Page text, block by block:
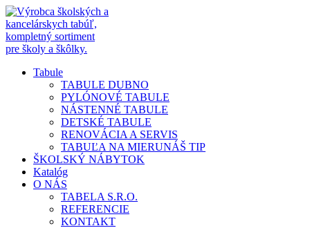
Tabule
TABULE DUBNO
PYLÓNOVÉ TABULE
NÁSTENNÉ TABULE
DETSKÉ TABULE
RENOVÁCIA A SERVIS
TABUĽA NA MIERUNÁŠ TIP
ŠKOLSKÝ NÁBYTOK
Katalóg
O NÁS
TABELA S.R.O.
REFERENCIE
KONTAKT